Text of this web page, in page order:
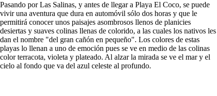
Pasando por Las Salinas, y antes de llegar a Playa El Coco, se puede
vivir una aventura que dura en automóvil sólo dos horas y que le
permitirá conocer unos paisajes asombrosos llenos de planicies
desiertas y suaves colinas llenas de colorido, a las cuales los nativos les
dan el nombre "del gran cañón en pequeño". Los colores de estas
playas lo llenan a uno de emoción pues se ve en medio de las colinas
color terracota, violeta y plateado. Al alzar la mirada se ve el mar y el
cielo al fondo que va del azul celeste al profundo.